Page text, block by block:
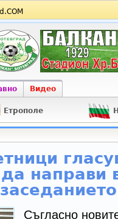
Видео
Етрополе
направи
Съгласно